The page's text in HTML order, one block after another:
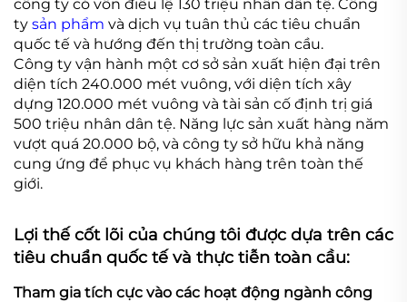
công ty có vốn điều lệ 130 triệu nhân dân tệ. Công
ty sản phẩm và dịch vụ tuân thủ các tiêu chuẩn
quốc tế và hướng đến thị trường toàn cầu.
Công ty vận hành một cơ sở sản xuất hiện đại trên
diện tích 240.000 mét vuông, với diện tích xây
dựng 120.000 mét vuông và tài sản cố định trị giá
500 triệu nhân dân tệ. Năng lực sản xuất hàng năm
vượt quá 20.000 bộ, và công ty sở hữu khả năng
cung ứng để phục vụ khách hàng trên toàn thế
giới.
Lợi thế cốt lõi của chúng tôi được dựa trên các
tiêu chuẩn quốc tế và thực tiễn toàn cầu:
Tham gia tích cực vào các hoạt động ngành công